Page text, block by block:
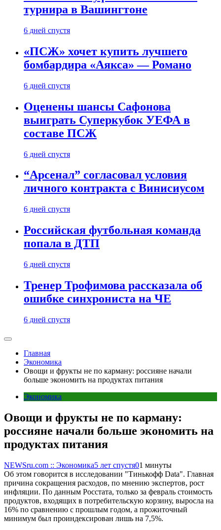
турнира в Вашингтоне
6 дней спустя
«ПСЖ» хочет купить лучшего
бомбардира «Аякса» — Романо
6 дней спустя
Оценены шансы Сафонова
выиграть Суперкубок УЕФА в
составе ПСЖ
6 дней спустя
“Арсенал” согласовал условия
личного контракта с Винисиусом
6 дней спустя
Российская футбольная команда
попала в ДТП
6 дней спустя
Тренер Трофимова рассказала об
ошибке синхрониста на ЧЕ
6 дней спустя
Главная
Экономика
Овощи и фрукты не по карману: россияне начали
больше экономить на продуктах питания
Экономика
Овощи и фрукты не по карману:
россияне начали больше экономить на
продуктах питания
NEWSru.com :: Экономика5 лет спустя01 минуты
Об этом говорится в исследовании "Тинькофф Data". Главная
причина сокращения расходов, по мнению экспертов, рост
инфляции. По данным Росстата, только за февраль стоимость
продуктов, входящих в потребительскую корзину, выросла на
16% по сравнению с прошлым годом, а прожиточный
минимум был проиндексирован лишь на 7,5%.